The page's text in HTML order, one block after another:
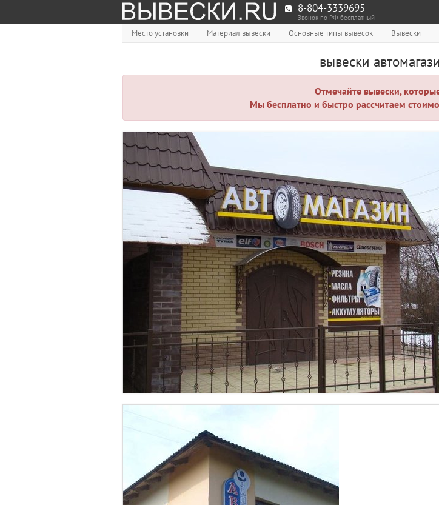
8-804-3339695
Звонок по РФ бесплатный
Место установки Материал вывески Основные типы вывесок Вывески
вывески
Отмечайте вывески,
Мы бесплатно и быстро рассчитаем